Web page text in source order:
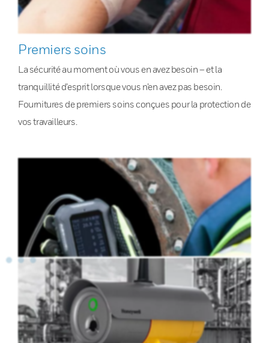
Premiers soins
La sécurité au moment où vous en avez besoin – et la
tranquillité d’esprit lorsque vous n’en avez pas besoin.
Fournitures de premiers soins conçues pour la protection de
vos travailleurs.